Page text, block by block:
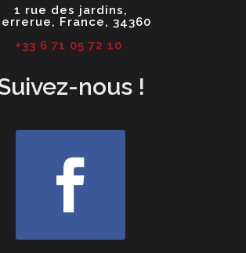
1 rue des jardins,
France, 34360
+33 6 71 05 72 10
nous !